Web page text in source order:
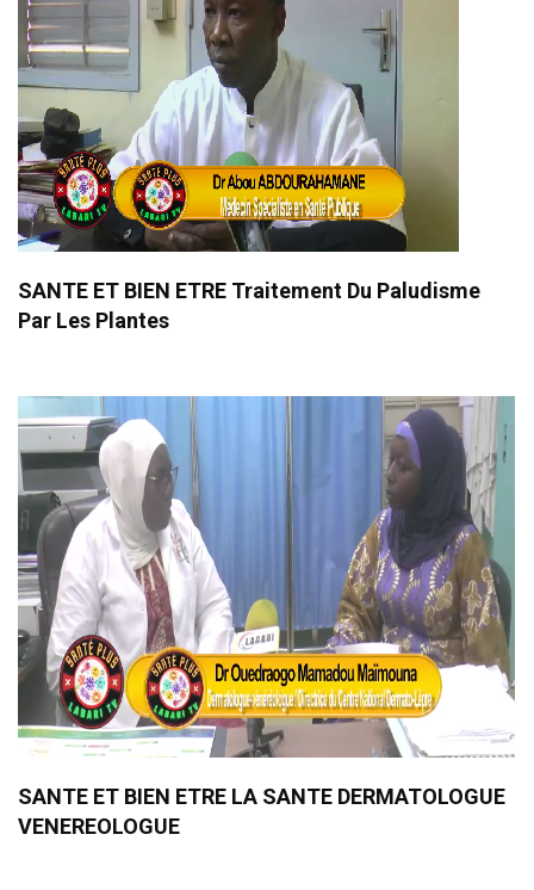
SANTE ET BIEN ETRE Traitement Du Paludisme
Par Les Plantes
SANTE ET BIEN ETRE LA SANTE DERMATOLOGUE
VENEREOLOGUE